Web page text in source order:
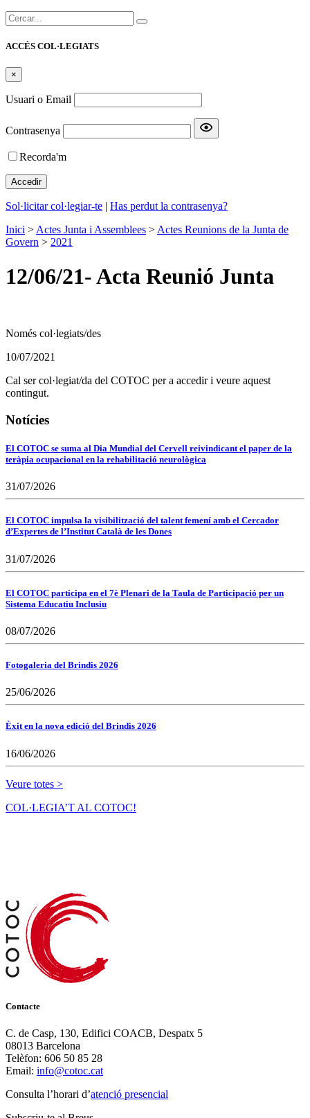
Cercar:
ACCÉS COL·LEGIATS
×
Usuari o Email
Contrasenya
Recorda'm
Sol·licitar col·legiar-te | Has perdut la contrasenya?
Inici > Actes Junta i Assemblees > Actes Reunions de la Junta de
Govern > 2021
12/06/21- Acta Reunió Junta
Només col·legiats/des
10/07/2021
Cal ser col·legiat/da del COTOC per a accedir i veure aquest
contingut.
Notícies
El COTOC se suma al Dia Mundial del Cervell reivindicant el paper de la
teràpia ocupacional en la rehabilitació neurològica
31/07/2026
El COTOC impulsa la visibilització del talent femení amb el Cercador
d’Expertes de l’Institut Català de les Dones
31/07/2026
El COTOC participa en el 7è Plenari de la Taula de Participació per un
Sistema Educatiu Inclusiu
08/07/2026
Fotogaleria del Brindis 2026
25/06/2026
Èxit en la nova edició del Brindis 2026
16/06/2026
Veure totes >
COL·LEGIA’T AL COTOC!
Contacte
C. de Casp, 130, Edifici COACB, Despatx 5
08013 Barcelona
Telèfon: 606 50 85 28
Email: info@cotoc.cat
Consulta l’horari d’atenció presencial